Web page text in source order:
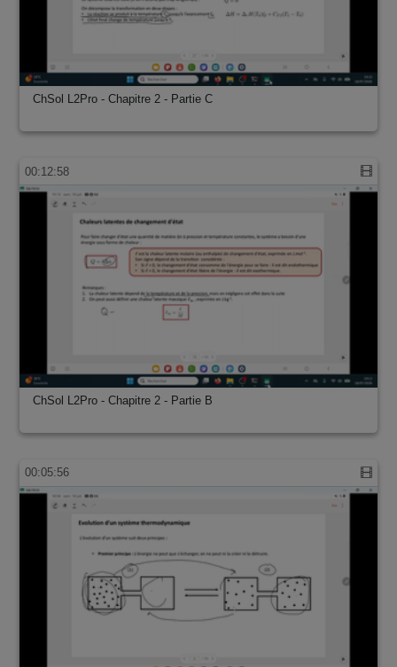
ChSol L2Pro - Chapitre 2 - Partie C
00:12:58
ChSol L2Pro - Chapitre 2 - Partie B
00:05:56